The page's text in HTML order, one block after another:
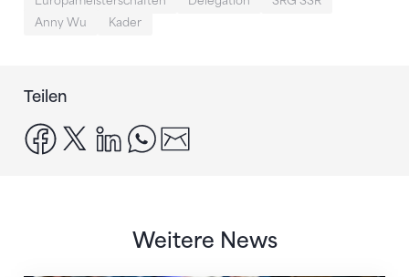
Anny Wu
Kader
Teilen
facebook
x linkedinwhatsapp
Weitere News